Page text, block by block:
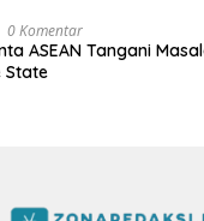
0 Komentar
ASEAN Tangani
State